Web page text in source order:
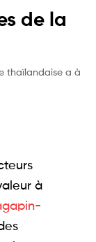
de la
thaïlandaise a à
à